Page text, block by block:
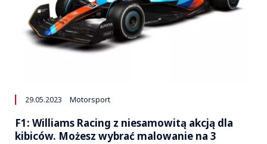
29.05.2023 Motorsport
F1: Williams Racing z niesamowitą akcją dla
kibiców. Możesz wybrać malowanie na 3